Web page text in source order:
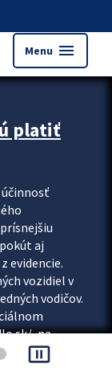
Menu menu
platiť
účinnosť
aj
evidencie.
vozidiel v
vodičov.
, na
si...
pause_presentation